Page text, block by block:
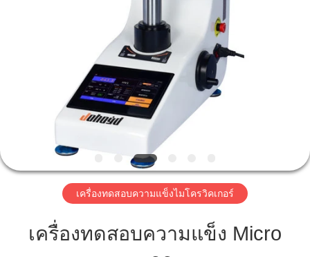
ทัวร์
โรงงาน
การ
เครื่องทดสอบความแข็งไมโครวิคเกอร์
เครื่องทดสอบความแข็ง Micro